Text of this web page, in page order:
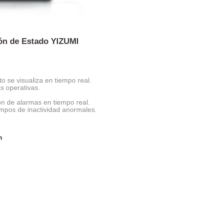
de Estado YIZUMI
se visualiza en tiempo real.
operativas.
de alarmas en tiempo real.
de inactividad anormales.